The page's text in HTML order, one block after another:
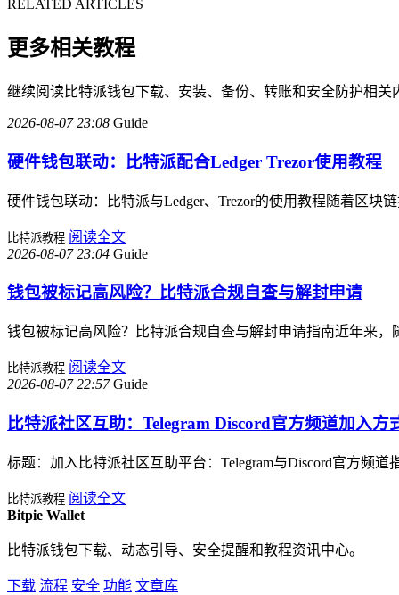
RELATED ARTICLES
更多相关教程
继续阅读比特派钱包下载、安装、备份、转账和安全防护相关
2026-08-07 23:08 Guide
硬件钱包联动：比特派配合Ledger Trezor使用教程
硬件钱包联动：比特派与Ledger、Trezor的使用教程随着区
比特派教程 阅读全文
2026-08-07 23:04 Guide
钱包被标记高风险？比特派合规自查与解封申请
钱包被标记高风险？比特派合规自查与解封申请指南近年来
比特派教程 阅读全文
2026-08-07 22:57 Guide
比特派社区互助：Telegram Discord官方频道加入方
标题：加入比特派社区互助平台：Telegram与Discord官方频
比特派教程 阅读全文
Bitpie Wallet
比特派钱包下载、动态引导、安全提醒和教程资讯中心。
下载 流程 安全 功能 文章库